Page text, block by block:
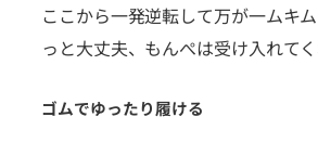
ここから一発逆転して万が一ムキ
っと大丈夫、もんぺは受け入れてく
ゴムでゆったり履ける